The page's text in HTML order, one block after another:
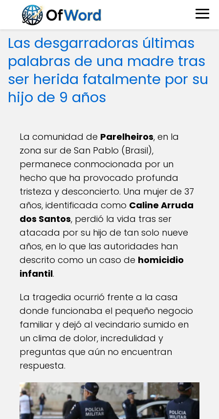
Las desgarradoras últimas
palabras de una madre tras
ser herida fatalmente por su
hijo de 9 años
La comunidad de Parelheiros, en la
zona sur de San Pablo (Brasil),
permanece conmocionada por un
hecho que ha provocado profunda
tristeza y desconcierto. Una mujer de 37
años, identificada como Caline Arruda
dos Santos, perdió la vida tras ser
atacada por su hijo de tan solo nueve
años, en lo que las autoridades han
descrito como un caso de homicidio
infantil.
La tragedia ocurrió frente a la casa
donde funcionaba el pequeño negocio
familiar y dejó al vecindario sumido en
un clima de dolor, incredulidad y
preguntas que aún no encuentran
respuesta.